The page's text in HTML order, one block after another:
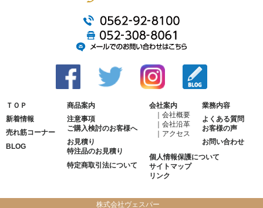
ＴＯＰ
新着情報
売れ筋コーナー
BLOG
商品案内
注意事項
ご購入検討のお客様へ
お見積り
特注品のお見積り
特定商取引法について
会社案内
会社概要
会社沿革
アクセス
業務内容
よくある質問
お客様の声
お問い合わせ
個人情報保護について
サイトマップ
リンク
株式会社ヴェスパー